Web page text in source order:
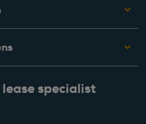
specialist